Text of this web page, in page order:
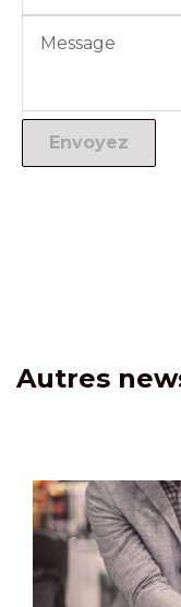
Autres